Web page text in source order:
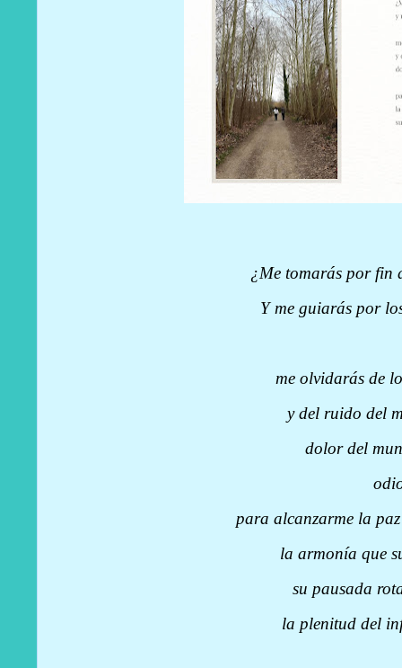
¿Me tomarás por fin
Y me guiarás por
me olvidarás de
y del ruido del
dolor del
odio del
para alcanzarme la
la armonía que
su pausada
la plenitud del